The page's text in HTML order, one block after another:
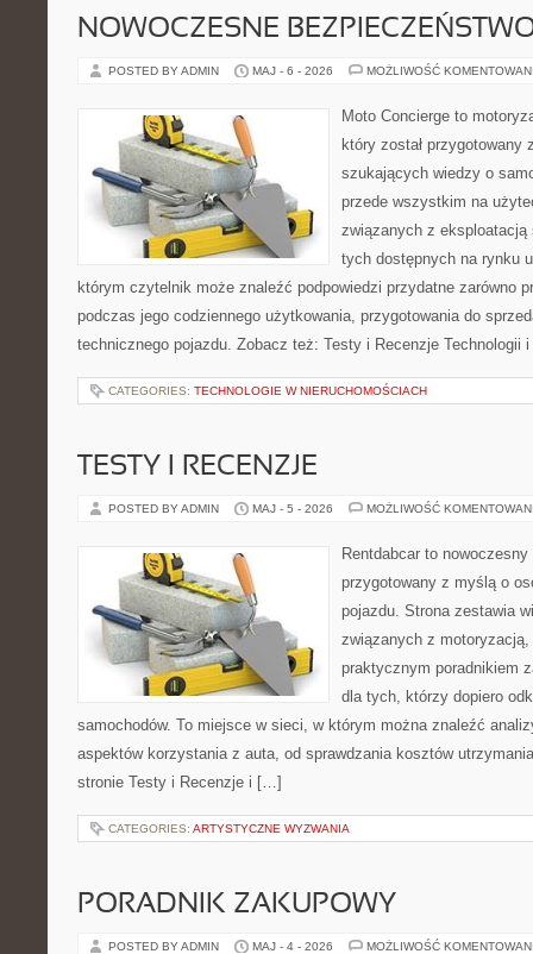
NOWOCZESNE
POSTED BY ADMIN MAJ - 6 - 2026 MOŻLIWOŚĆ
Moto Concierge to
który został przygotowany
szukających wiedzy o
przede wszystkim na
związanych z eksploatacją
tych dostępnych na rynku
którym czytelnik może znaleźć podpowiedzi przydatne zarówno
podczas jego codziennego użytkowania, przygotowania do
technicznego pojazdu. Zobacz też: Testy i Recenzje
CATEGORIES: TECHNOLOGIE W NIERUCHOMOŚCIACH
TESTY I RECENZJE
POSTED BY ADMIN MAJ - 5 - 2026 MOŻLIWOŚĆ
Rentdabcar to
przygotowany z myślą o
pojazdu. Strona zestawia
związanych z
praktycznym poradnikiem
dla tych, którzy dopiero
samochodów. To miejsce w sieci, w którym można znaleźć
aspektów korzystania z auta, od sprawdzania kosztów
stronie Testy i Recenzje i […]
CATEGORIES: ARTYSTYCZNE WYZWANIA
PORADNIK ZAKUPOWY
POSTED BY ADMIN MAJ - 4 - 2026 MOŻLIWOŚĆ